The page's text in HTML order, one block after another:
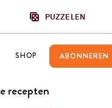
PUZZELEN
SHOP ABONNEREN
recepten